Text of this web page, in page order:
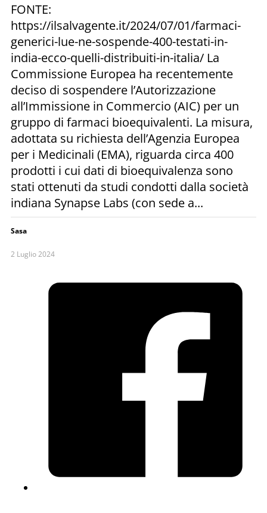
FONTE:
https://ilsalvagente.it/2024/07/01/farmaci-
generici-lue-ne-sospende-400-testati-in-
india-ecco-quelli-distribuiti-in-italia/ La
Commissione Europea ha recentemente
deciso di sospendere l’Autorizzazione
all’Immissione in Commercio (AIC) per un
gruppo di farmaci bioequivalenti. La misura,
adottata su richiesta dell’Agenzia Europea
per i Medicinali (EMA), riguarda circa 400
prodotti i cui dati di bioequivalenza sono
stati ottenuti da studi condotti dalla società
indiana Synapse Labs (con sede a...
Sasa
2 Luglio 2024